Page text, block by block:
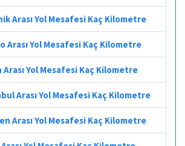
Arası Yol Mesafesi Kaç Kilometre
Arası Yol Mesafesi Kaç Kilometre
Yol Mesafesi Kaç Kilometre
Arası Yol Mesafesi Kaç Kilometre
Arası Yol Mesafesi Kaç Kilometre